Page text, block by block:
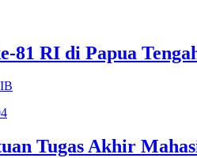
RI di Papua
Tugas Akhir